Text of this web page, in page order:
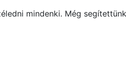
mindenki. Még